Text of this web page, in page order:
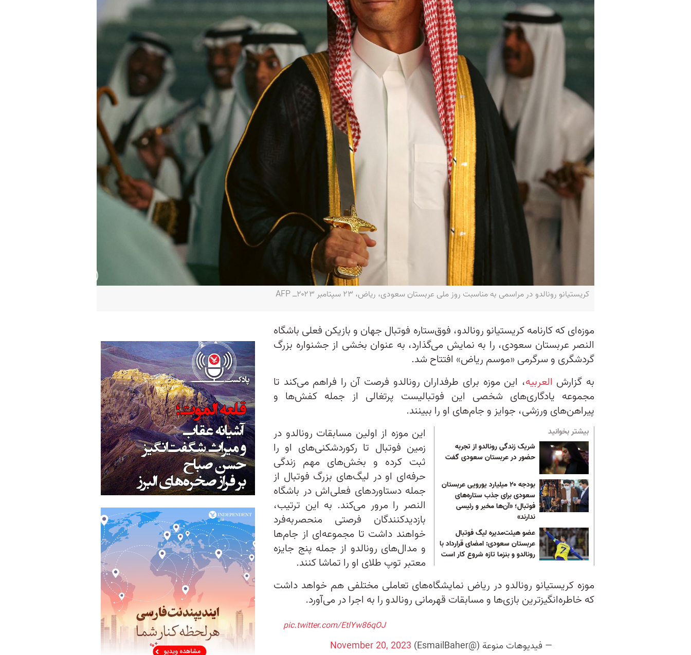
کریستیانو رونالدو در مراسمی به مناسبت روز ملی عربستان سعودی، ریاض، ۲۳ سپتامبر ۲۰۲۳‌ــ AFP
موزه‌ای که کارنامه کریستیانو رونالدو، فوق‌ستاره فوتبال جهان و بازیکن فعلی باشگاه
النصر عربستان سعودی، را به نمایش می‌گذارد، به عنوان بخشی از جشنواره بزرگ
گردشگری و سرگرمی «موسم ریاض» افتتاح شد.
به گزارش العربیه، این موزه برای طرفداران رونالدو فرصت آن را فراهم می‌کند تا
مجموعه یادگاری‌های شخصی این فوتبالیست پرتغالی از جمله کفش‌ها و
پیراهن‌های ورزشی، جوایز و جام‌های او را ببینند.
بیشتر بخوانید
شریک زندگی رونالدو از تجربه
حضور در عربستان سعودی گفت
بودجه ۲۰ میلیارد یورویی عربستان
سعودی برای جذب ستاره‌های
فوتبال؛ «آن‌ها مخبر و رئیسی
ندارند»
عضو هیئت‌مدیره لیگ فوتبال
عربستان سعودی: امضای قرارداد با
رونالدو و بنزما تازه شروع کار است
این موزه از اولین مسابقات رونالدو در
زمین فوتبال تا رکوردشکنی‌های او را
ثبت کرده و بخش‌های مهم زندگی
حرفه‌ای او در لیگ‌های بزرگ فوتبال از
جمله دستاوردهای فعلی‌اش در باشگاه
النصر را مرور می‌کند. به این ترتیب،
بازدیدکنندگان فرصتی منحصربه‌فرد
خواهند داشت تا مجموعه‌ای از جام‌ها
و مدال‌های رونالدو از جمله پنج جایزه
معتبر توپ طلای او را تماشا کنند.
موزه کریستیانو رونالدو در ریاض نمایشگاه‌های تعاملی مختلفی هم خواهد داشت
که خاطره‌انگیزترین بازی‌ها و مسابقات قهرمانی رونالدو را به اجرا در می‌آورد.
pic.twitter.com/EtlYw86qOJ
— فيديوهات منوعة (@EsmailBaher) November 20, 2023